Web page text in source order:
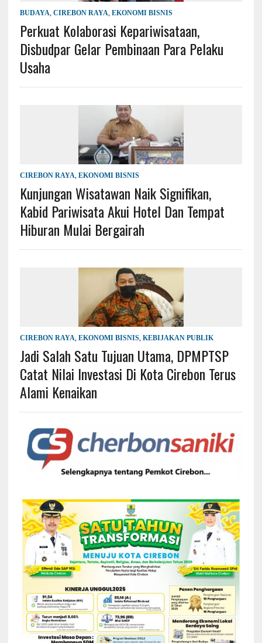
BUDAYA, CIREBON RAYA, EKONOMI BISNIS
Perkuat Kolaborasi Kepariwisataan,
Disbudpar Gelar Pembinaan Para Pelaku
Usaha
CIREBON RAYA, EKONOMI BISNIS
Kunjungan Wisatawan Naik Signifikan,
Kabid Pariwisata Akui Hotel Dan Tempat
Hiburan Mulai Bergairah
CIREBON RAYA, EKONOMI BISNIS, KEBIJAKAN PUBLIK
Jadi Salah Satu Tujuan Utama, DPMPTSP
Catat Nilai Investasi Di Kota Cirebon Terus
Alami Kenaikan